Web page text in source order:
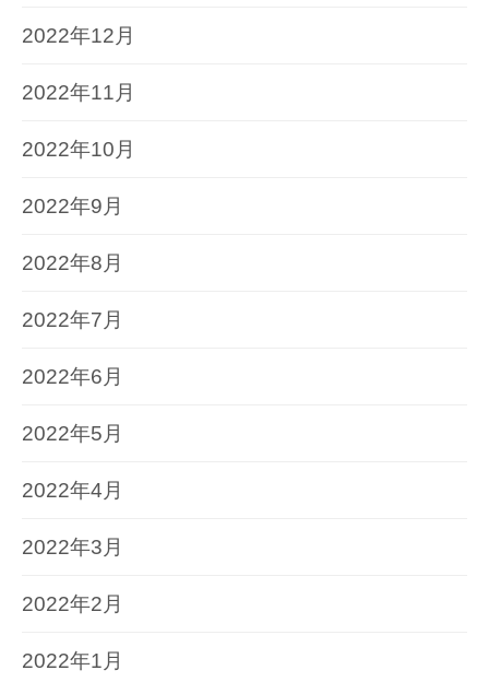
2022年12月
2022年11月
2022年10月
2022年9月
2022年8月
2022年7月
2022年6月
2022年5月
2022年4月
2022年3月
2022年2月
2022年1月